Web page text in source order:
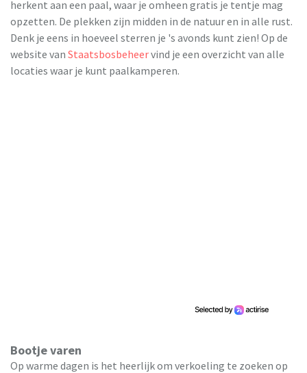
herkent aan een paal, waar je omheen gratis je tentje mag
opzetten. De plekken zijn midden in de natuur en in alle rust.
Denk je eens in hoeveel sterren je 's avonds kunt zien! Op de
website van Staatsbosbeheervind je een overzicht van alle
locaties waar je kunt paalkamperen.
Bootje varen
Op warme dagen is het heerlijk om verkoeling te zoeken op